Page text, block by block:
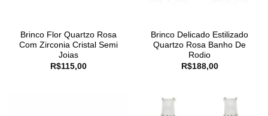
Brinco Flor Quartzo Rosa
Com Zirconia Cristal Semi
Joias
R$115,00
Brinco Delicado Estilizado
Quartzo Rosa Banho De
Rodio
R$188,00